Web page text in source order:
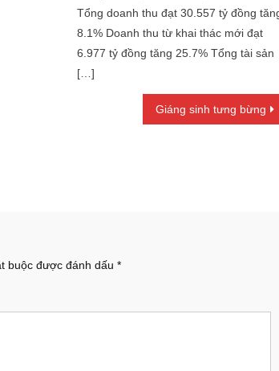
Tổng doanh thu đạt 30.557 tỷ đồng
8.1% Doanh thu từ khai thác mới đạt
6.977 tỷ đồng tăng 25.7% Tổng tài sản
[…]
Giáng sinh tưng bừng
buộc được đánh dấu *